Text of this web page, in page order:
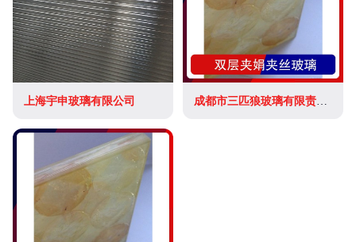
上海宇申玻璃有限公司 成都市三匹狼玻璃有限责任公司